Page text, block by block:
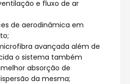
e fluxo de ar
de aerodinâmica em
avançada além de
o sistema também
absorção de
da mesma;